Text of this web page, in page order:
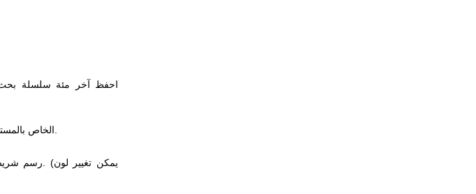
احفظ آخر مئة سلسلة بحث
الخاص بالمستخدم.
رسم شريط